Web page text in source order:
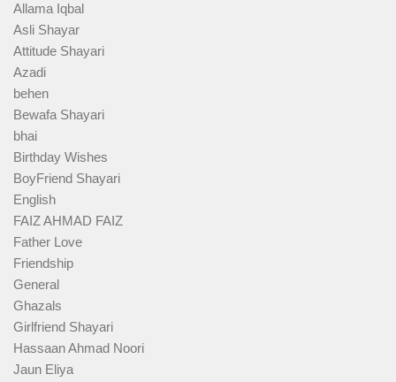
Allama Iqbal
Asli Shayar
Attitude Shayari
Azadi
behen
Bewafa Shayari
bhai
Birthday Wishes
BoyFriend Shayari
English
FAIZ AHMAD FAIZ
Father Love
Friendship
General
Ghazals
Girlfriend Shayari
Hassaan Ahmad Noori
Jaun Eliya